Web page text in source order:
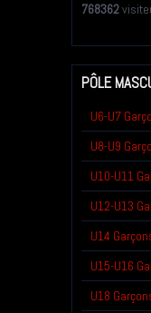
768362
PÔLE
U6-U7
U8-U9
U10-U11
U12-U13
U14
U15-U16
U18